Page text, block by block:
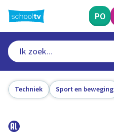
naar
hoofdinhoud
PO
Techniek Sport en beweging